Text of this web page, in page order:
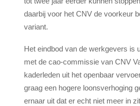
daarbij voor het CNV de voorkeur
variant.
Het eindbod van de werkgevers is
met de cao-commissie van CNV
kaderleden uit het openbaar
graag een hogere loonsverhoging
ernaar uit dat er echt niet meer in